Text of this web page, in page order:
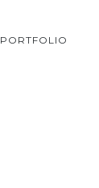
PORTFOLIO